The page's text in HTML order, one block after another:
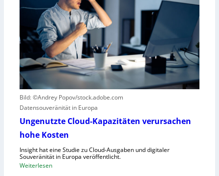
b
o
t
i
k
g
e
r
ü
n
d
t
u
r
z
e
r
B
l
c
k
a
u
C
R
A
,
Bild: ©Andrey Popov/stock.adobe.com
Datensouveränität in Europa
Ungenutzte Cloud-Kapazitäten verursachen
hohe Kosten
Insight hat eine Studie zu Cloud-Ausgaben und digitaler
Souveränität in Europa veröffentlicht.
Weiterlesen: